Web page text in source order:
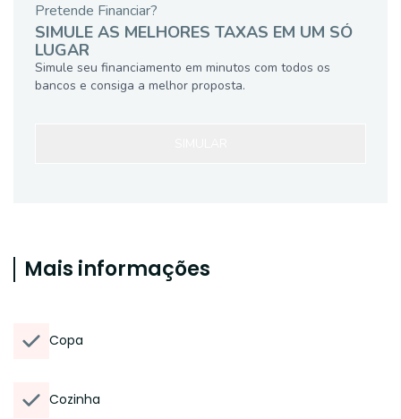
Pretende Financiar?
SIMULE AS MELHORES TAXAS EM UM SÓ
LUGAR
Simule seu financiamento em minutos com todos os
bancos e consiga a melhor proposta.
Mais informações
Copa
Cozinha